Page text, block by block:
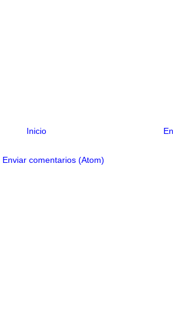
Inicio
Enviar comentarios (Atom)